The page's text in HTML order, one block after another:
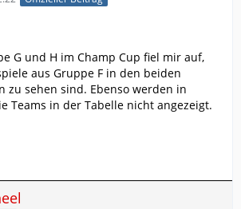
G und H im Champ Cup fiel mir auf,
aus Gruppe F in den beiden
zu sehen sind. Ebenso werden in
Teams in der Tabelle nicht angezeigt.